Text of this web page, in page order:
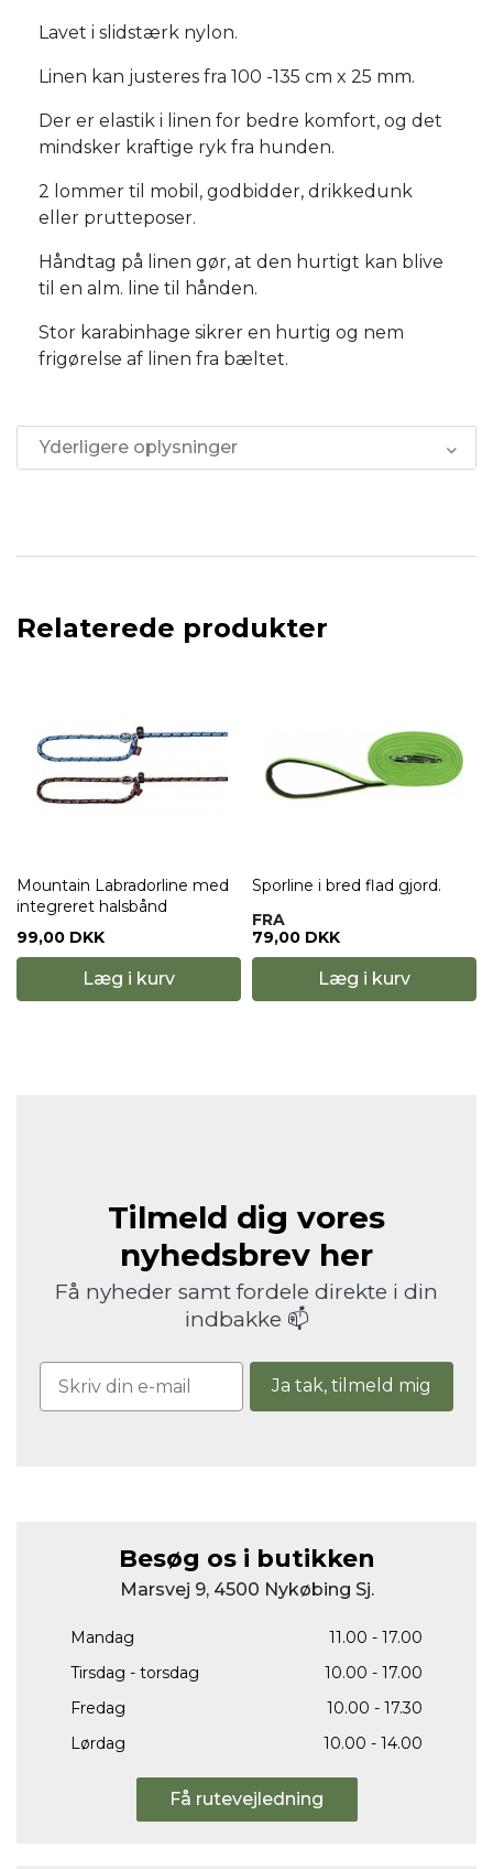
Lavet i slidstærk nylon.
Linen kan justeres fra 100 -135 cm x 25 mm.
Der er elastik i linen for bedre komfort, og det
mindsker kraftige ryk fra hunden.
2 lommer til mobil, godbidder, drikkedunk
eller prutteposer.
Håndtag på linen gør, at den hurtigt kan blive
til en alm. line til hånden.
Stor karabinhage sikrer en hurtig og nem
frigørelse af linen fra bæltet.
Yderligere oplysninger
Relaterede produkter
Mountain Labradorline med
integreret halsbånd
99,00 DKK
Læg i kurv
Sporline i bred flad gjord.
FRA
79,00 DKK
Læg i kurv
Tilmeld dig vores
nyhedsbrev her
Få nyheder samt fordele direkte i din
indbakke 📫
Ja tak, tilmeld mig
Besøg os i butikken
Marsvej 9, 4500 Nykøbing Sj.
Mandag
11.00 - 17.00
Tirsdag - torsdag
10.00 - 17.00
Fredag
10.00 - 17.30
Lørdag
10.00 - 14.00
Få rutevejledning